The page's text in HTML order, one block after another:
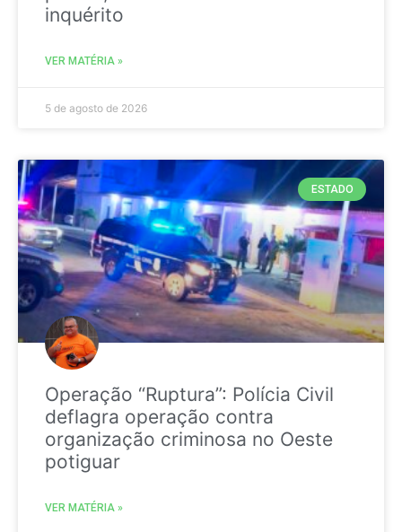
inquérito
VER MATÉRIA »
5 de agosto de 2026
ESTADO
Operação “Ruptura”: Polícia Civil
deflagra operação contra
organização criminosa no Oeste
potiguar
VER MATÉRIA »